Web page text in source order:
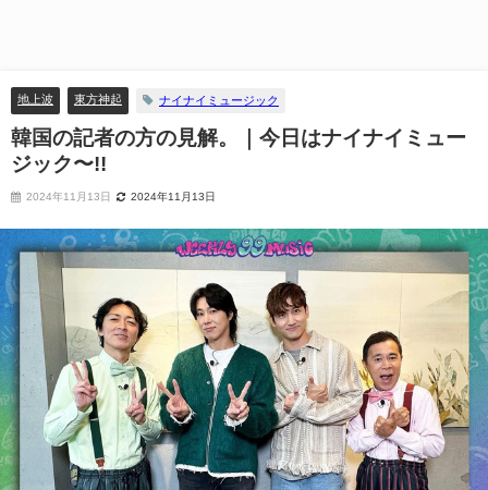
地上波 東方神起 ナイナイミュージック
韓国の記者の方の見解。｜今日はナイナイミュー
ジック〜!!
2024年11月13日 2024年11月13日